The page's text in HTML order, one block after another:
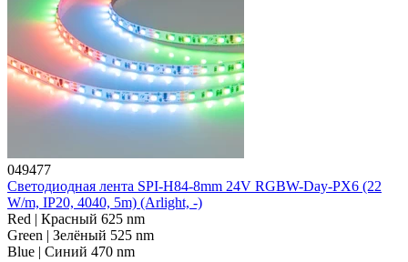
049477
Светодиодная лента SPI-H84-8mm 24V RGBW-Day-PX6 (22
W/m, IP20, 4040, 5m) (Arlight, -)
Red | Красный 625 nm
Green | Зелёный 525 nm
Blue | Синий 470 nm